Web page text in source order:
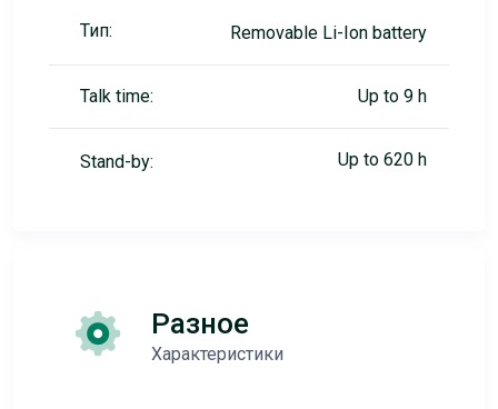
Тип: Removable Li-Ion battery
Talk time: Up to 9 h
Stand-by: Up to 620 h
Разное
Характеристики